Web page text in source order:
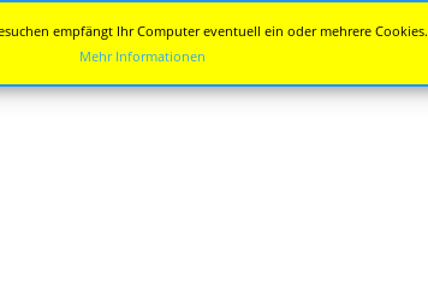
empfängt Ihr Computer eventuell ein oder mehrere Cookies.
Mehr Informationen